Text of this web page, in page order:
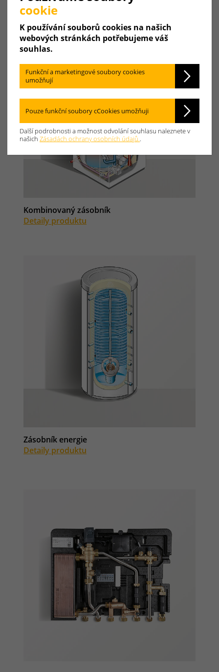
Kombinovaný zásobník
Detaily produktu
Zásobník energie
Detaily produktu
cookie
K používání souborů cookies na našich
webových stránkách potřebujeme váš
souhlas.
Funkční a marketingové soubory cookies
umožňují
Pouze funkční soubory cCookies umožňuji
Další podrobnosti a možnost odvolání souhlasu naleznete v
našich Zásadách ochrany osobních údajů..